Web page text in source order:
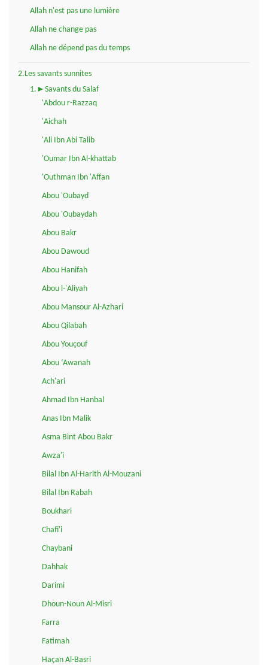
Allah n'est pas une lumière
Allah ne change pas
Allah ne dépend pas du temps
2.Les savants sunnites
1.►Savants du Salaf
'Abdou r-Razzaq
'Aichah
'Ali Ibn Abi Talib
'Oumar Ibn Al-khattab
'Outhman Ibn 'Affan
Abou 'Oubayd
Abou 'Oubaydah
Abou Bakr
Abou Dawoud
Abou Hanifah
Abou l-'Aliyah
Abou Mansour Al-Azhari
Abou Qilabah
Abou Youçouf
Abou ‘Awanah
Ach'ari
Ahmad Ibn Hanbal
Anas Ibn Malik
Asma Bint Abou Bakr
Awza'i
Bilal Ibn Al-Harith Al-Mouzani
Bilal Ibn Rabah
Boukhari
Chafi'i
Chaybani
Dahhak
Darimi
Dhoun-Noun Al-Misri
Farra
Fatimah
Haçan Al-Basri